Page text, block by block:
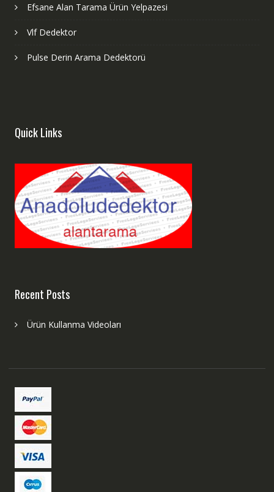
Efsane Alan Tarama Ürün Yelpazesi
Vlf Dedektor
Pulse Derin Arama Dedektorü
Quick Links
Recent Posts
Ürün Kullanma Videoları